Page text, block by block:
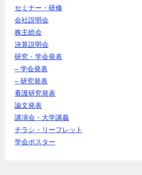
セミナー・研修
会社説明会
株主総会
決算説明会
研究・学会発表
– 学会発表
– 研究発表
看護研究発表
論文発表
講演会・大学講義
チラシ・リーフレット
学会ポスター